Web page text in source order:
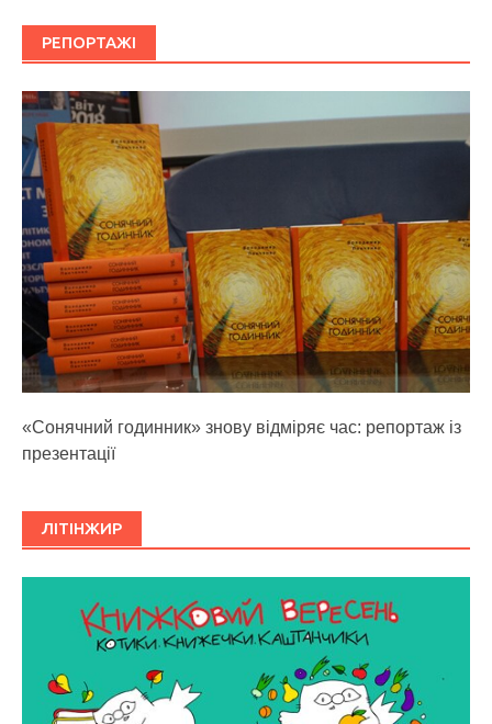
РЕПОРТАЖІ
«Сонячний годинник» знову відміряє час: репортаж із
презентації
ЛІТІНЖИР